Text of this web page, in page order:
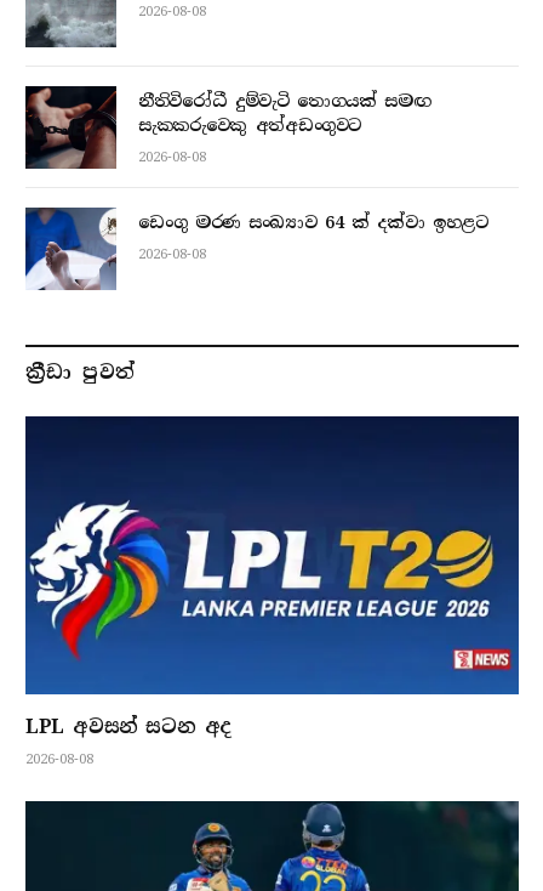
2026-08-08
නීතිවිරෝධී දුම්වැටි තොගයක් සමඟ
සැකකරුවෙකු අත්අඩංගුවට
2026-08-08
ඩෙංගු මරණ සංඛ්‍යාව 64 ක් දක්වා ඉහළට
2026-08-08
ක්‍රීඩා පුවත්
LPL අවසන් සටන අද
2026-08-08